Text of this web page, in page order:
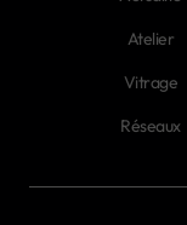
Atelier
Vitrage
Réseaux